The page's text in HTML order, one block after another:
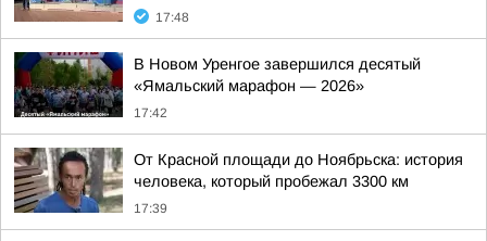
17:48
В Новом Уренгое завершился десятый
«Ямальский марафон — 2026»
17:42
От Красной площади до Ноябрьска: история
человека, который пробежал 3300 км
17:39